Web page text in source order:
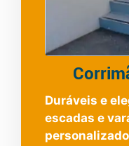
Duráveis e
escadas e